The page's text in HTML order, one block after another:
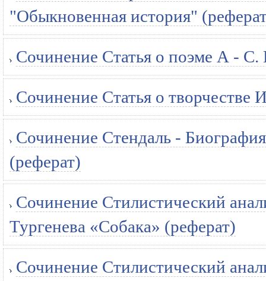
"Обыкновенная история"
Сочинение Статья о поэме А -
Сочинение Статья о
Сочинение Стендаль -
(реферат)
Сочинение Стилистический
Тургенева «Собака» (реферат)
Сочинение Стилистический